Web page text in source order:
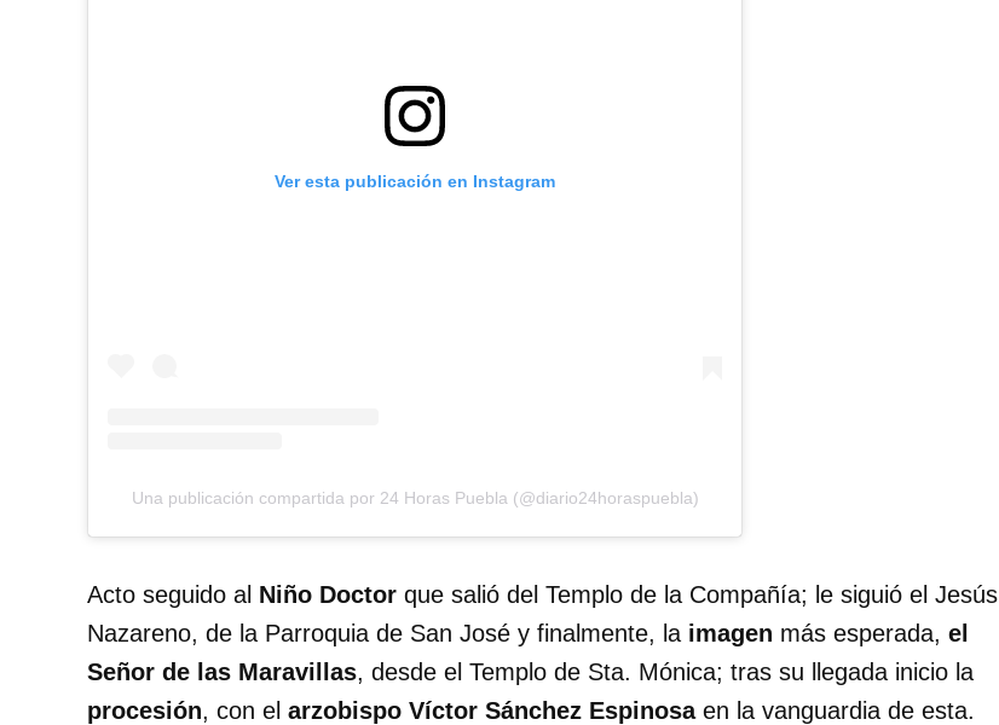
Ver esta publicación en Instagram
Una publicación compartida por 24 Horas Puebla (@diario24horaspuebla)
Acto seguido al Niño Doctor que salió del Templo de la Compañía; le siguió el Jesús
Nazareno, de la Parroquia de San José y finalmente, la imagen más esperada, el
Señor de las Maravillas, desde el Templo de Sta. Mónica; tras su llegada inicio la
procesión, con el arzobispo Víctor Sánchez Espinosaen la vanguardia de esta.